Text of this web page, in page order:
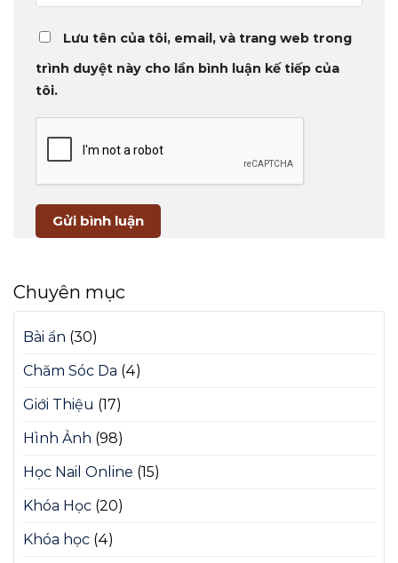
Lưu tên của tôi, email, và trang web trong
trình duyệt này cho lần bình luận kế tiếp của
tôi.
Chuyên mục
Bài ẩn (30)
Chăm Sóc Da (4)
Giới Thiệu (17)
Hình Ảnh (98)
Học Nail Online (15)
Khóa Học (20)
Khóa học (4)